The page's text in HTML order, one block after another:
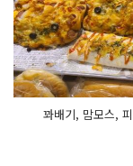
꽈배기, 맘모스,